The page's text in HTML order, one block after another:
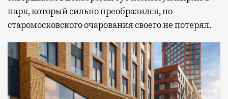
парк, который сильно преобразился, но
старомосковского очарования своего не потерял.